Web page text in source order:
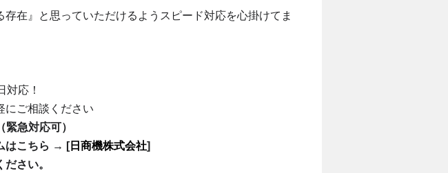
存在』と思っていただけるようスピード対応を心掛けてま
対応！
にご相談ください
急対応可）
はこちら → [日商機株式会社]
さい。